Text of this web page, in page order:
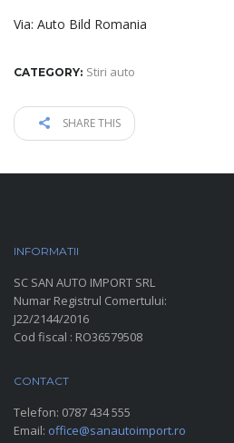
Via: Auto Bild Romania
CATEGORY: Stiri auto
SHARE THIS
INFORMATII
SC SAN AUTO IMPORT SRL
Numar Registrul Comertului:
J22/2144/2016
Cod fiscal : RO36579508
CONTACT
Telefon: 0787 434 555
Email: office@sanautoimport.ro